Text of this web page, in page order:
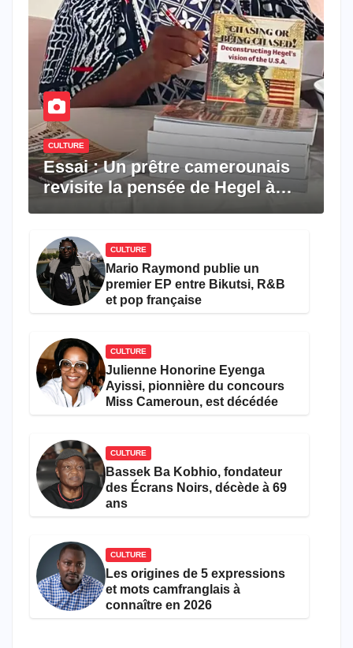
CULTURE
Essai : Un prêtre camerounais
revisite la pensée de Hegel à
CULTURE
Mario Raymond publie un
premier EP entre Bikutsi, R&B
et pop française
CULTURE
Julienne Honorine Eyenga
Ayissi, pionnière du concours
Miss Cameroun, est décédée
CULTURE
Bassek Ba Kobhio, fondateur
des Écrans Noirs, décède à 69
ans
CULTURE
Les origines de 5 expressions
et mots camfranglais à
connaître en 2026